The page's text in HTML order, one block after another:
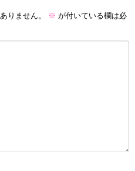
りません。 ※ が付いている欄は必